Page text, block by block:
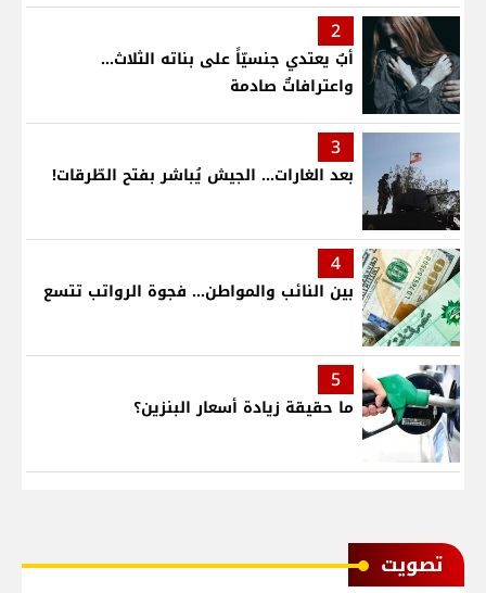
2
أبٌ يعتدي جنسيّاً على بناته الثلاث…
واعترافاتٌ صادمة
3
بعد الغارات... الجيش يُباشر بفتح الطّرقات!
4
بين النائب والمواطن... فجوة الرواتب تتسع
5
ما حقيقة زيادة أسعار البنزين؟
ﺗﺼﻮﻳﺖ